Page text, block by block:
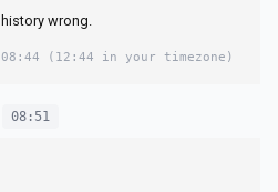
wrong.
08:44 (12:44 in your timezone)
08:51